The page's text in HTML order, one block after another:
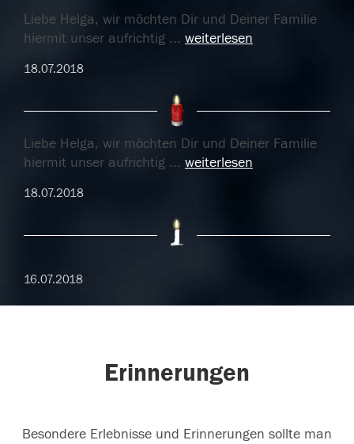
Liebe Helga, wir möchten Dir und Deiner Familie
hiermit unser aufrichtig ... weiterlesen
18.07.2018
Liebe Helga, wir möchten Dir und Deiner Familie
hiermit unser aufrichtig ... weiterlesen
18.07.2018
16.07.2018
Erinnerungen
Besondere Erlebnisse und Erinnerungen sollte man